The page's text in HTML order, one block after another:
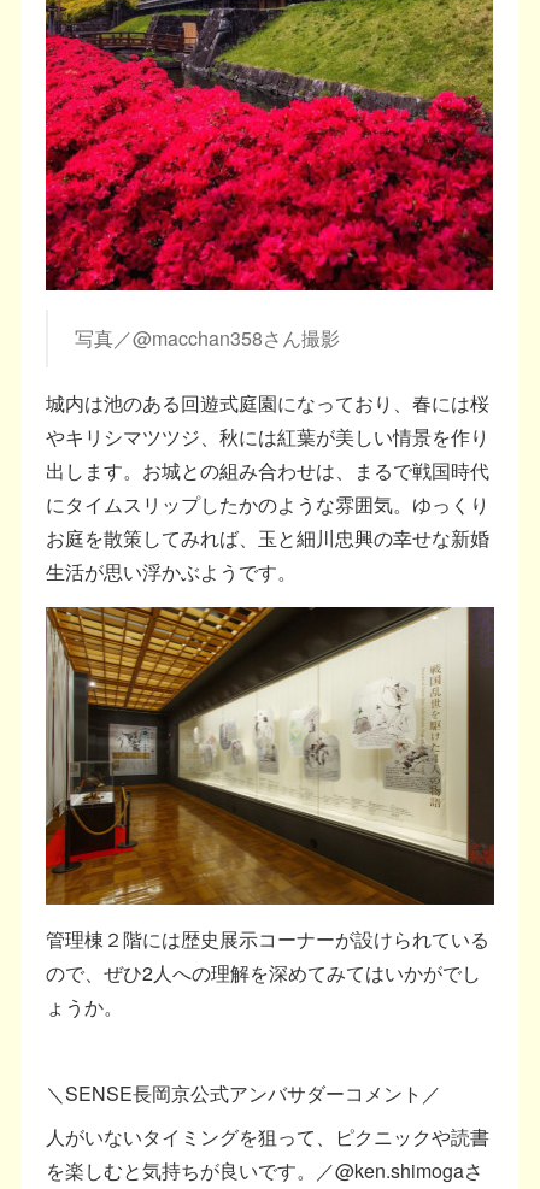
写真／@macchan358さん撮影
城内は池のある回遊式庭園になっており、春には桜
やキリシマツツジ、秋には紅葉が美しい情景を作り
出します。お城との組み合わせは、まるで戦国時代
にタイムスリップしたかのような雰囲気。ゆっくり
お庭を散策してみれば、玉と細川忠興の幸せな新婚
生活が思い浮かぶようです。
管理棟２階には歴史展示コーナーが設けられている
ので、ぜひ2人への理解を深めてみてはいかがでし
ょうか。
＼SENSE長岡京公式アンバサダーコメント／
人がいないタイミングを狙って、ピクニックや読書
を楽しむと気持ちが良いです。／@ken.shimogaさ